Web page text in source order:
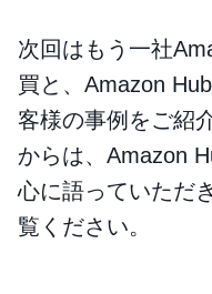
次回はもう一社
買と、Amazon
客様の事例をご紹
からは、Amazon
心に語っていただ
覧ください。